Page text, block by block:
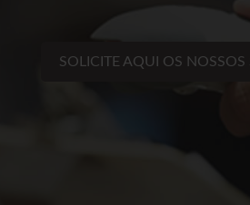
SOLICITE AQUI OS NOSSOS